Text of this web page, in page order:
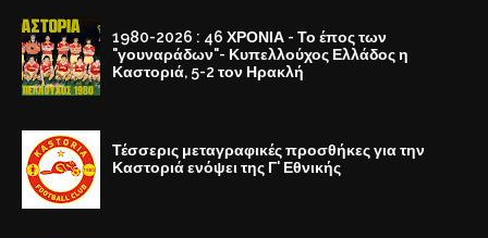
1980-2026 : 46 ΧΡΟΝΙΑ - Το έπος των
"γουναράδων"- Κυπελλούχος Ελλάδος η
Καστοριά, 5-2 τον Ηρακλή
Τέσσερις μεταγραφικές προσθήκες για την
Καστοριά ενόψει της Γ' Εθνικής